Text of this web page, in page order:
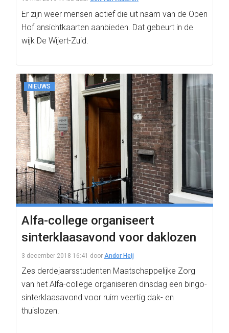
Er zijn weer mensen actief die uit naam van de Open
Hof ansichtkaarten aanbieden. Dat gebeurt in de
wijk De Wijert-Zuid.
NIEUWS
Alfa-college organiseert
sinterklaasavond voor daklozen
3 december 2018 16:41 door Andor Heij
Zes derdejaarsstudenten Maatschappelijke Zorg
van het Alfa-college organiseren dinsdag een bingo-
sinterklaasavond voor ruim veertig dak- en
thuislozen.